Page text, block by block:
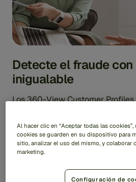
Detecte el fraude
inigualable
Los 360-View Customer
para cada cliente. Al analizar
comportamiento individuales,
transacciones e interacciones
la actividad normal, lo que le
Al hacer clic en “Aceptar todas las
cookies se guarden en su dispositivo para
sitio, analizar el uso del mismo, y colaborar
marketing.
Configuración de